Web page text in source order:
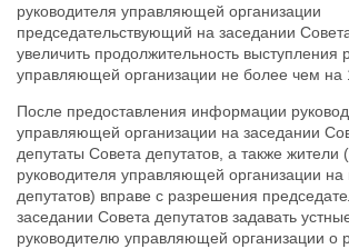
руководителя управляющей организации
председательствующий на заседании
увеличить продолжительность выступления
управляющей организации не более чем на
После предоставления информации
управляющей организации на заседании
депутаты Совета депутатов, а также жители
руководителя управляющей организации на
депутатов) вправе с разрешения
заседании Совета депутатов задавать
руководителю управляющей организации о